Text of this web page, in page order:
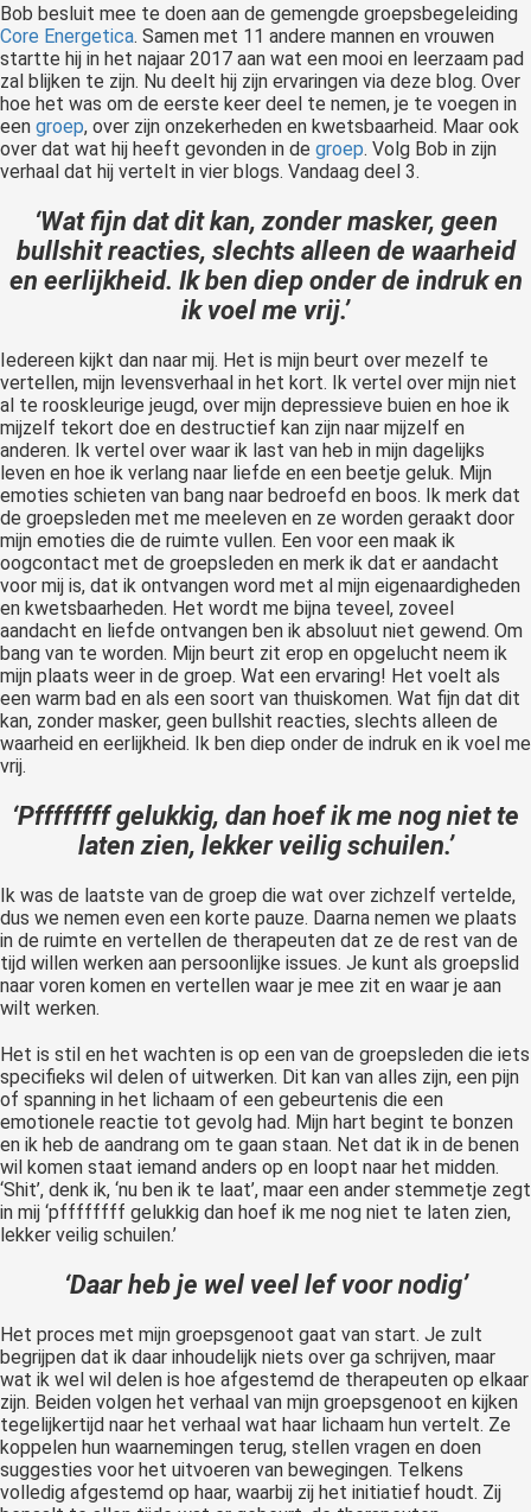
Bob besluit mee te doen aan de gemengde groepsbegeleiding
Core Energetica. Samen met 11 andere mannen en vrouwen
startte hij in het najaar 2017 aan wat een mooi en leerzaam pad
zal blijken te zijn. Nu deelt hij zijn ervaringen via deze blog. Over
hoe het was om de eerste keer deel te nemen, je te voegen in
een groep, over zijn onzekerheden en kwetsbaarheid. Maar ook
over dat wat hij heeft gevonden in de groep. Volg Bob in zijn
verhaal dat hij vertelt in vier blogs. Vandaag deel 3.
‘Wat fijn dat dit kan, zonder masker, geen
bullshit reacties, slechts alleen de waarheid
en eerlijkheid. Ik ben diep onder de indruk en
ik voel me vrij.’
Iedereen kijkt dan naar mij. Het is mijn beurt over mezelf te
vertellen, mijn levensverhaal in het kort. Ik vertel over mijn niet
al te rooskleurige jeugd, over mijn depressieve buien en hoe ik
mijzelf tekort doe en destructief kan zijn naar mijzelf en
anderen. Ik vertel over waar ik last van heb in mijn dagelijks
leven en hoe ik verlang naar liefde en een beetje geluk. Mijn
emoties schieten van bang naar bedroefd en boos. Ik merk dat
de groepsleden met me meeleven en ze worden geraakt door
mijn emoties die de ruimte vullen. Een voor een maak ik
oogcontact met de groepsleden en merk ik dat er aandacht
voor mij is, dat ik ontvangen word met al mijn eigenaardigheden
en kwetsbaarheden. Het wordt me bijna teveel, zoveel
aandacht en liefde ontvangen ben ik absoluut niet gewend. Om
bang van te worden. Mijn beurt zit erop en opgelucht neem ik
mijn plaats weer in de groep. Wat een ervaring! Het voelt als
een warm bad en als een soort van thuiskomen. Wat fijn dat dit
kan, zonder masker, geen bullshit reacties, slechts alleen de
waarheid en eerlijkheid. Ik ben diep onder de indruk en ik voel me
vrij.
‘Pffffffff gelukkig, dan hoef ik me nog niet te
laten zien, lekker veilig schuilen.’
Ik was de laatste van de groep die wat over zichzelf vertelde,
dus we nemen even een korte pauze. Daarna nemen we plaats
in de ruimte en vertellen de therapeuten dat ze de rest van de
tijd willen werken aan persoonlijke issues. Je kunt als groepslid
naar voren komen en vertellen waar je mee zit en waar je aan
wilt werken.
Het is stil en het wachten is op een van de groepsleden die iets
specifieks wil delen of uitwerken. Dit kan van alles zijn, een pijn
of spanning in het lichaam of een gebeurtenis die een
emotionele reactie tot gevolg had. Mijn hart begint te bonzen
en ik heb de aandrang om te gaan staan. Net dat ik in de benen
wil komen staat iemand anders op en loopt naar het midden.
‘Shit’, denk ik, ‘nu ben ik te laat’, maar een ander stemmetje zegt
in mij ‘pffffffff gelukkig dan hoef ik me nog niet te laten zien,
lekker veilig schuilen.’
‘Daar heb je wel veel lef voor nodig’
Het proces met mijn groepsgenoot gaat van start. Je zult
begrijpen dat ik daar inhoudelijk niets over ga schrijven, maar
wat ik wel wil delen is hoe afgestemd de therapeuten op elkaar
zijn. Beiden volgen het verhaal van mijn groepsgenoot en kijken
tegelijkertijd naar het verhaal wat haar lichaam hun vertelt. Ze
koppelen hun waarnemingen terug, stellen vragen en doen
suggesties voor het uitvoeren van bewegingen. Telkens
volledig afgestemd op haar, waarbij zij het initiatief houdt. Zij